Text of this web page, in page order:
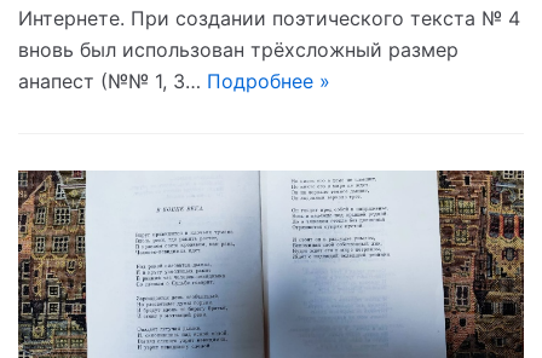
Интернете. При создании поэтического текста № 4
вновь был использован трёхсложный размер
анапест (№№ 1, 3… Подробнее »